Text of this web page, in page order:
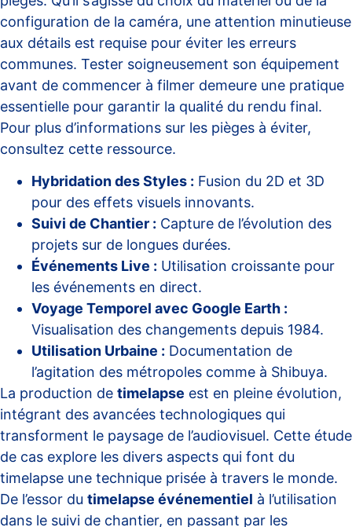
configuration de la caméra, une attention minutieuse
aux détails est requise pour éviter les erreurs
communes. Tester soigneusement son équipement
avant de commencer à filmer demeure une pratique
essentielle pour garantir la qualité du rendu final.
Pour plus d’informations sur les pièges à éviter,
consultez cette ressource.
Hybridation des Styles : Fusion du 2D et 3D
pour des effets visuels innovants.
Suivi de Chantier : Capture de l’évolution des
projets sur de longues durées.
Événements Live : Utilisation croissante pour
les événements en direct.
Voyage Temporel avec Google Earth :
Visualisation des changements depuis 1984.
Utilisation Urbaine : Documentation de
l’agitation des métropoles comme à Shibuya.
La production de timelapse est en pleine évolution,
intégrant des avancées technologiques qui
transforment le paysage de l’audiovisuel. Cette étude
de cas explore les divers aspects qui font du
timelapse une technique prisée à travers le monde.
De l’essor du timelapse événementiel à l’utilisation
dans le suivi de chantier, en passant par les